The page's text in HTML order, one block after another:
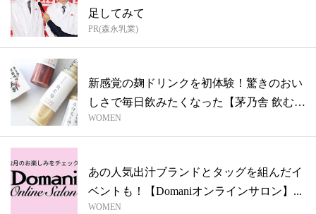
足してみて
PR(森永乳業)
新感覚の麹ドリンクを初体験！驚きのおい
しさで毎日飲みたくなった【茅乃舎 飲む
麹】
WOMEN
あの人気出汁ブランドとタッグを組んだイ
ベントも！【Domaniオンラインサロン】...
WOMEN